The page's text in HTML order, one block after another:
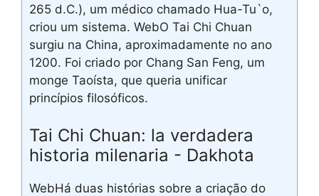
265 d.C.), um médico chamado Hua-Tu`o,
criou um sistema. WebO Tai Chi Chuan
surgiu na China, aproximadamente no ano
1200. Foi criado por Chang San Feng, um
monge Taoísta, que queria unificar
princípios filosóficos.
Tai Chi Chuan: la verdadera
historia milenaria - Dakhota
WebHá duas histórias sobre a criação do